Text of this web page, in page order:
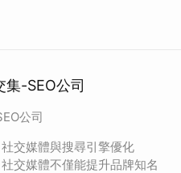
集-SEO公司
公司
交媒體與搜尋引擎優化
交媒體不僅能提升品牌知名